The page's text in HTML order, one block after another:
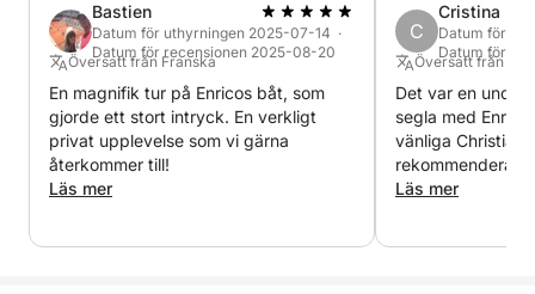
Bastien
Datum för uthyrningen 2025-07-14 ·
Datum för recensionen 2025-08-20
Översatt från Franska
En magnifik tur på Enricos båt, som
gjorde ett stort intryck. En verkligt
privat upplevelse som vi gärna
återkommer till!
Läs mer
C
Cristina
Datum för
Datum för
Översatt från pt-
Det var en
segla med
vänliga Christian
rekommenderar
Läs mer